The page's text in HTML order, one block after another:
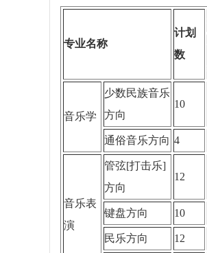
专业名称
计划
数
音乐学
少数民族音乐
方向
10
通俗音乐方向 4
音乐表
演
管弦[打击乐]
方向
12
键盘方向 10
民乐方向 12